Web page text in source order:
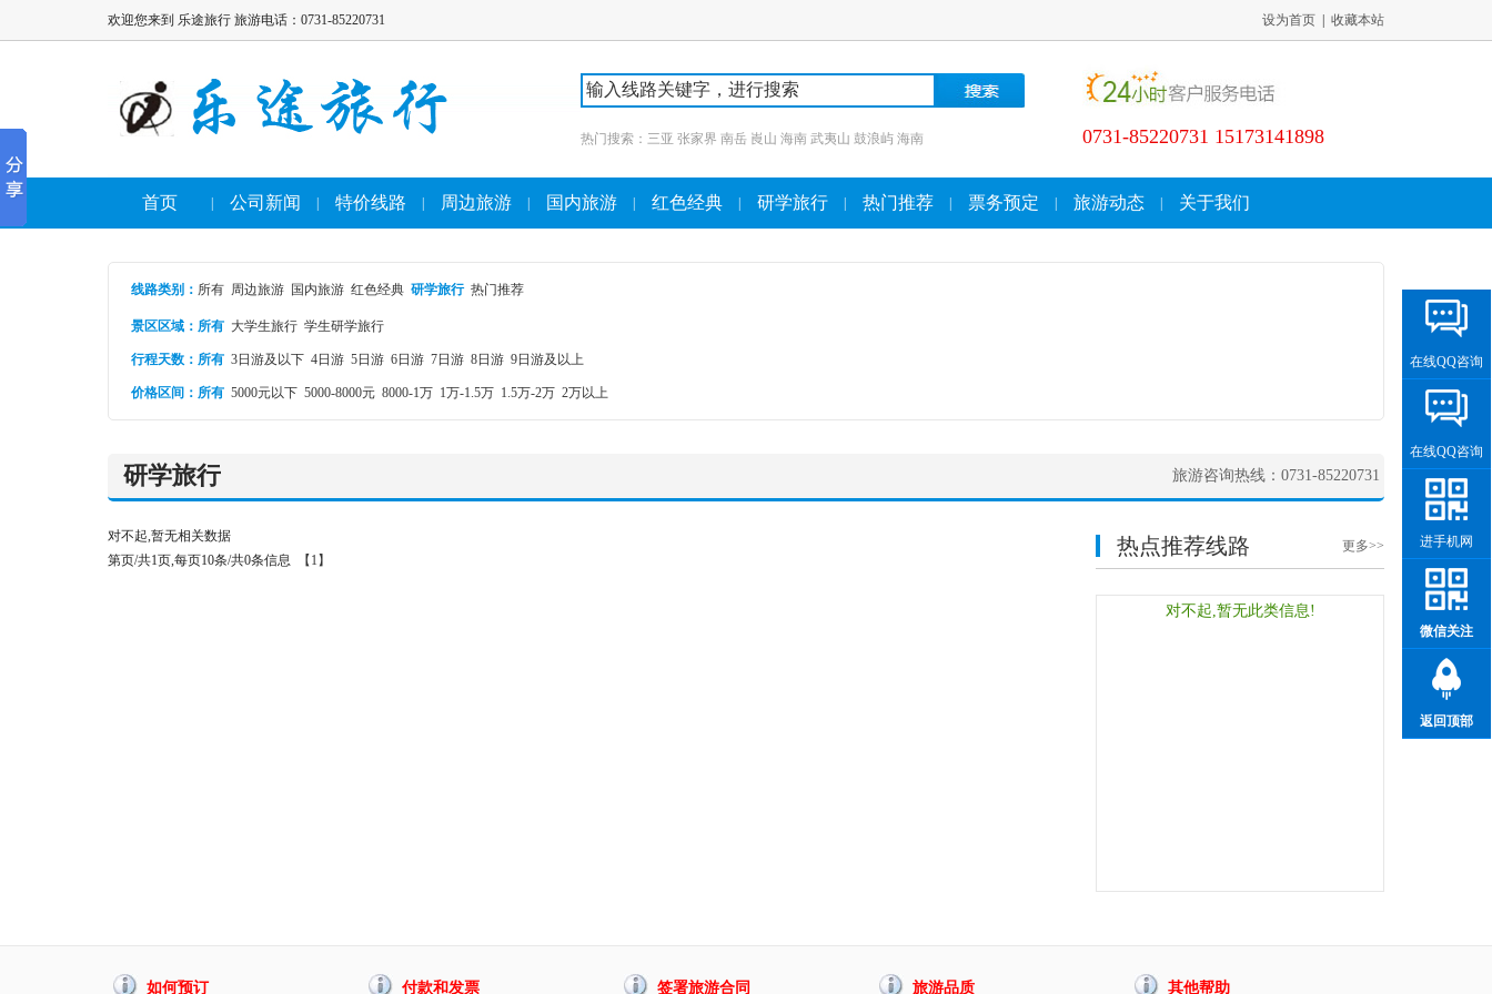
欢迎您来到 乐途旅行 旅游电话：0731-85220731 设为首页 收藏本站
热门搜索： 三亚 张家界 南岳 崀山 海南 武夷山 鼓浪屿 海南 0731-85220731 15173141898
首页 公司新闻 特价线路 周边旅游 国内旅游 红色经典 研学旅行 热门推荐 票务预定 旅游动态 关于我们
线路类别 ： 所有 周边旅游 国内旅游 红色经典 研学旅行 热门推荐
景区区域： 所有 大学生旅行 学生研学旅行
行程天数： 所有 3日游及以下 4日游 5日游 6日游 7日游 8日游 9日游及以上
价格区间： 所有 5000元以下 5000-8000元 8000-1万 1万-1.5万 1.5万-2万 2万以上
研学旅行 旅游咨询热线：0731-85220731
对不起,暂无相关数据
第页/共1页,每页10条/共0条信息
【1】
热点推荐线路 更多>>
对不起,暂无此类信息!
如何预订 付款和发票 签署旅游合同 旅游品质 其他帮助
在线QQ咨询
在线QQ咨询
进手机网
微信关注
返回顶部